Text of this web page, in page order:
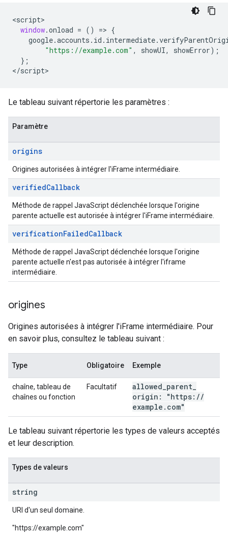
<script
window.onload = () => {
google.accounts . id . intermediate.
"https://example.com" , showUI, showError);
};
</script
Le tableau suivant répertorie les paramètres :
Paramètre
origins
Origines autorisées à intégrer l'iFrame intermédiaire.
verifiedCallback
Méthode de rappel JavaScript déclenchée lorsque l'origine
parente actuelle est autorisée à intégrer l'iFrame intermédiaire.
verificationFailedCallback
Méthode de rappel JavaScript déclenchée lorsque l'origine
parente actuelle n'est pas autorisée à intégrer l'iframe
intermédiaire.
origines
Origines autorisées à intégrer l'iFrame intermédiaire. Pour
en savoir plus, consultez le tableau suivant :
Type Obligatoire Exemple
chaîne, tableau de
chaînes ou fonction
Facultatif allowed parent
origin: "https: //
example . com"
Le tableau suivant répertorie les types de valeurs acceptés
et leur description.
Types de valeurs
string
URI d'un seul domaine.
"https://example.com"